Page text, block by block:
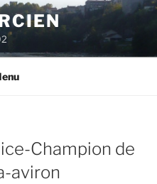
Champion de
aviron